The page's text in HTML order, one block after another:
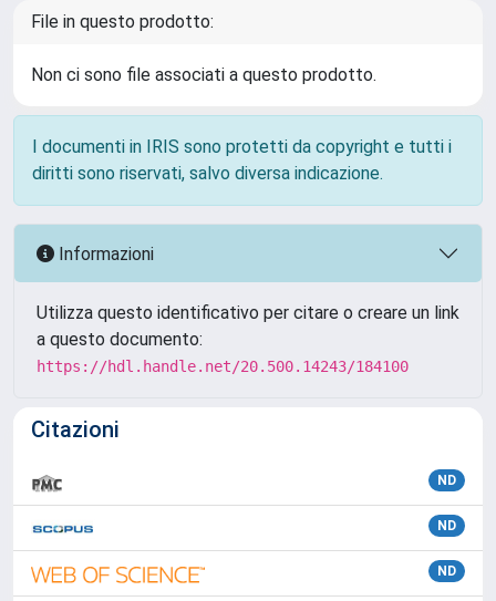
File in questo prodotto:
Non ci sono file associati a questo prodotto.
I documenti in IRIS sono protetti da copyright e tutti i
diritti sono riservati, salvo diversa indicazione.
Informazioni
Utilizza questo identificativo per citare o creare un link
a questo documento:
https://hdl.handle.net/20.500.14243/184100
Citazioni
ND
ND
ND